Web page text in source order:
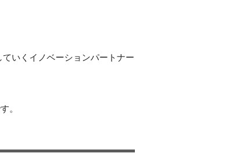
いくイノベーションパートナー
。